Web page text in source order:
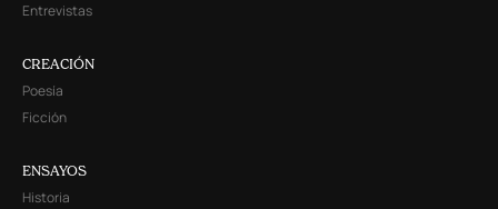
Entrevistas
CREACIÓN
Poesía
Ficción
ENSAYOS
Historia